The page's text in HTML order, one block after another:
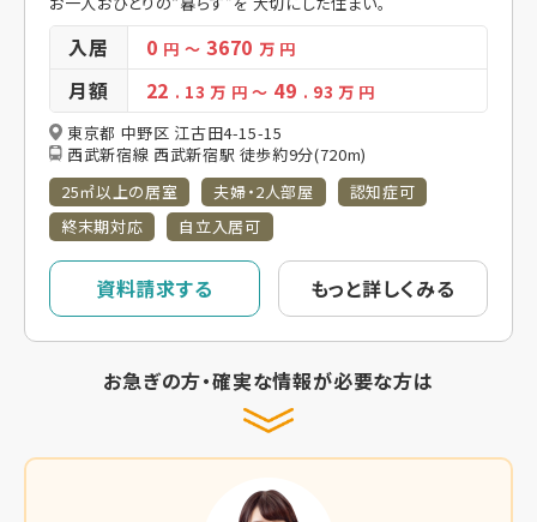
入居 0 円 ～ 3670 万 円
月額 22 . 13万 円 ～ 49 . 93 万 円
東京都 中野区 江古田4-15-15
西武新宿線 西武新宿駅 徒歩約9分(720m)
25㎡以上の居室
夫婦・2人部屋
認知症可
終末期対応
自立入居可
資料請求する もっと詳しくみる
お急ぎの方・確実な情報が必要な方は